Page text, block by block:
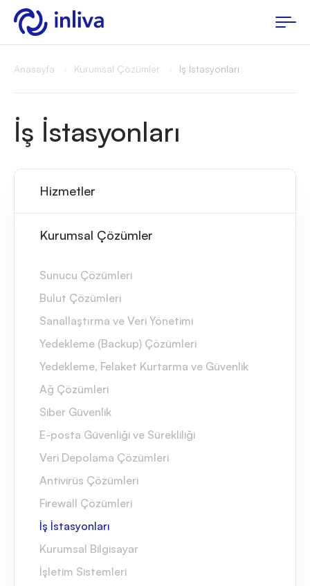
Anasayfa Kurumsal Çözümler İş İstasyonları
İş İstasyonları
Hizmetler
Kurumsal Çözümler
Sunucu Çözümleri
Bulut Çözümleri
Sanallaştırma ve Veri Yönetimi
Yedekleme (Backup) Çözümleri
Yedekleme, Felaket Kurtarma ve Güvenlik
Ağ Çözümleri
Siber Güvenlik
E-posta Güvenliği ve Sürekliliği
Veri Depolama Çözümleri
Antivirüs Çözümleri
Firewall Çözümleri
İş İstasyonları
Kurumsal Bilgisayar
İşletim Sistemleri